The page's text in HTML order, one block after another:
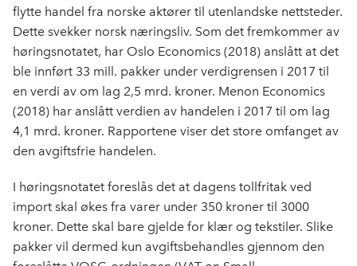
flytte handel fra norske aktører til utenlandske nettsteder.
Dette svekker norsk næringsliv. Som det fremkommer av
høringsnotatet, har Oslo Economics (2018) anslått at det
ble innført 33 mill. pakker under verdigrensen i 2017 til
en verdi av om lag 2,5 mrd. kroner. Menon Economics
(2018) har anslått verdien av handelen i 2017 til om lag
4,1 mrd. kroner. Rapportene viser det store omfanget av
den avgiftsfrie handelen.
I høringsnotatet foreslås det at dagens tollfritak ved
import skal økes fra varer under 350 kroner til 3000
kroner. Dette skal bare gjelde for klær og tekstiler. Slike
pakker vil dermed kun avgiftsbehandles gjennom den